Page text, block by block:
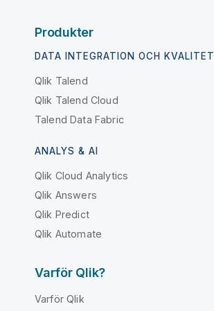
Produkter
DATA INTEGRATION OCH KVALITET
Qlik Talend
Qlik Talend Cloud
Talend Data Fabric
ANALYS & AI
Qlik Cloud Analytics
Qlik Answers
Qlik Predict
Qlik Automate
Varför Qlik?
Varför Qlik